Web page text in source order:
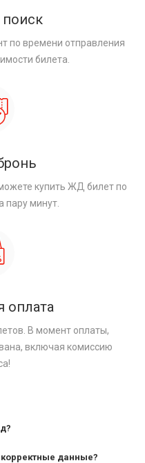
по времени отправления
билета.
купить ЖД билет по
пару минут.
оплата
В момент оплаты,
включая комиссию
данные?